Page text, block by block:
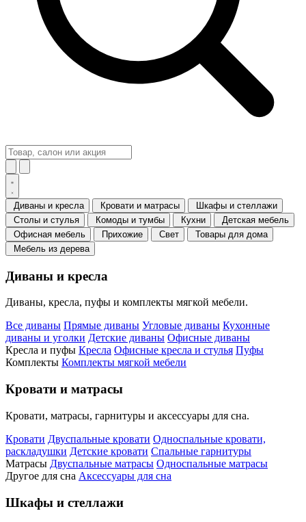
Диваны и кресла Кровати и матрасы
Шкафы и стеллажи
Столы и стулья
Комоды и тумбы Кухни
Детская мебель
Офисная мебель
Прихожие Свет
Товары для дома
Мебель из дерева
Диваны и кресла
Диваны, кресла, пуфы и комплекты мягкой мебели.
Все диваны Прямые диваны Угловые диваны Кухонные
диваны и уголки Детские диваны Офисные диваны
Кресла и пуфы Кресла Офисные кресла и стулья Пуфы
Комплекты Комплекты мягкой мебели
Кровати и матрасы
Кровати, матрасы, гарнитуры и аксессуары для сна.
Кровати Двуспальные кровати Односпальные кровати,
раскладушки Детские кровати Спальные гарнитуры
Матрасы Двуспальные матрасы Односпальные матрасы
Другое для сна Аксессуары для сна
Шкафы и стеллажи